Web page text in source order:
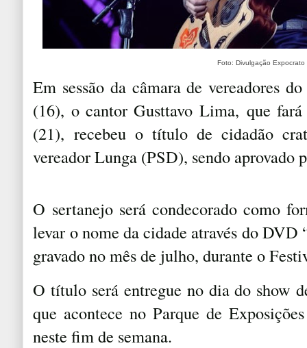
Foto: Divulgação Expocrato
Em sessão da câmara de vereadores
(16), o cantor Gusttavo Lima, que
(21), recebeu o título de cidadão
vereador Lunga (PSD), sendo aprovado
O sertanejo será condecorado como
levar o nome da cidade através do
gravado no mês de julho, durante o
O título será entregue no dia do show
que acontece no Parque de
neste fim de semana.